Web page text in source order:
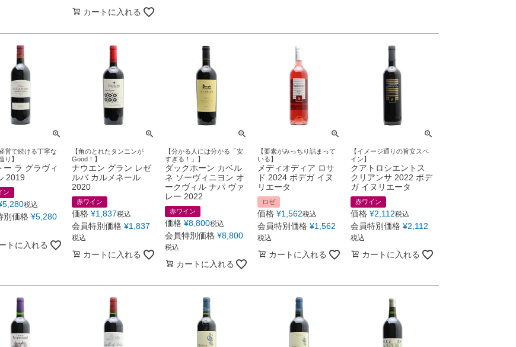
カートに入れる
営で続ける丁寧な
り】
ー ラ グラヴィ
2019
ン
5,280税込
別価格 ¥5,280
トに入れる
【角のとれたタンニンが
Good！】
ナウエン グラン レゼ
ルバ カルメネール
2020
赤ワイン
価格 ¥1,837税込
会員特別価格 ¥1,837
税込
カートに入れる
【分かる人には分かる「安
すぎる！」】
ダックホーン カベル
ネ ソーヴィニヨン オ
ークヴィル ナパ ヴァ
レー 2022
赤ワイン
価格 ¥8,800税込
会員特別価格 ¥8,800
税込
カートに入れる
【要素がみっちり詰まって
いる】
メディオディア ロサ
ド 2024 ボデガ イヌ
リエータ
ロゼ
価格 ¥1,562税込
会員特別価格 ¥1,562
税込
カートに入れる
【イメージ通りの旨安スペ
イン】
クアトロシエントス
クリアンサ 2022 ボデ
ガ イヌリエータ
赤ワイン
価格 ¥2,112税込
会員特別価格 ¥2,112
税込
カートに入れる